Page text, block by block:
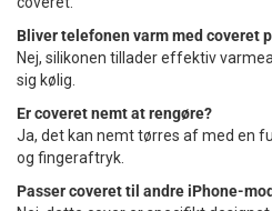
Bliver telefonen varm med coveret
Nej, silikonen tillader effektiv
sig kølig.
Er coveret nemt at rengøre?
Ja, det kan nemt tørres af med en
og fingeraftryk.
Passer coveret til andre iPhone-